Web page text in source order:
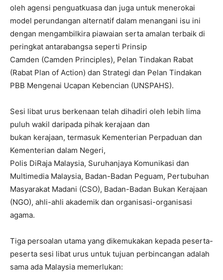
oleh agensi penguatkuasa dan juga untuk menerokai
model perundangan alternatif dalam menangani isu ini
dengan mengambilkira piawaian serta amalan terbaik di
peringkat antarabangsa seperti Prinsip
Camden (Camden Principles), Pelan Tindakan Rabat
(Rabat Plan of Action) dan Strategi dan Pelan Tindakan
PBB Mengenai Ucapan Kebencian (UNSPAHS).
Sesi libat urus berkenaan telah dihadiri oleh lebih lima
puluh wakil daripada pihak kerajaan dan
bukan kerajaan, termasuk Kementerian Perpaduan dan
Kementerian dalam Negeri,
Polis DiRaja Malaysia, Suruhanjaya Komunikasi dan
Multimedia Malaysia, Badan-Badan Peguam, Pertubuhan
Masyarakat Madani (CSO), Badan-Badan Bukan Kerajaan
(NGO), ahli-ahli akademik dan organisasi-organisasi
agama.
Tiga persoalan utama yang dikemukakan kepada peserta-
peserta sesi libat urus untuk tujuan perbincangan adalah
sama ada Malaysia memerlukan: